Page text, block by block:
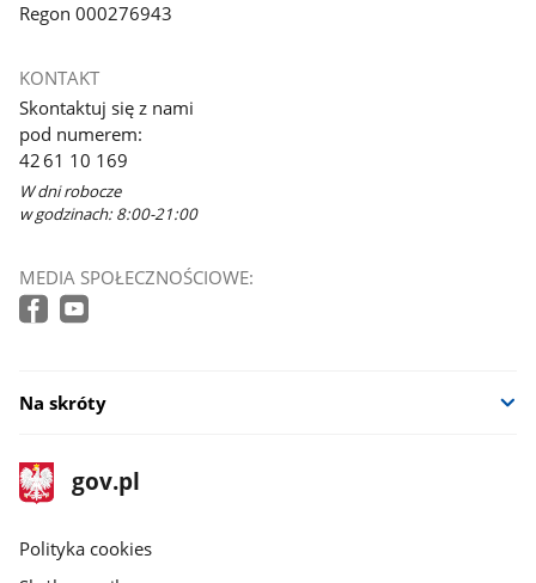
Regon 000276943
KONTAKT
Skontaktuj się z nami
pod numerem:
42 61 10 169
W dni robocze
w godzinach: 8:00-21:00
MEDIA SPOŁECZNOŚCIOWE:
Na skróty
stopka
gov.pl
Strona
gov.pl
gov.pl
Polityka cookies